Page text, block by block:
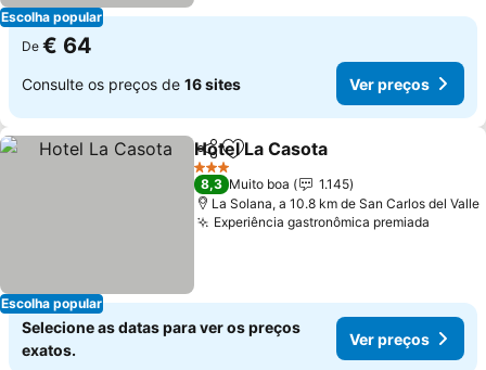
Escolha popular
De € 64
Consulte os preços de 16 sites Ver preços
Escolha popular
PartilharAdicionar aos favoritos
Hotel La Casota
3 Estrelas
8,3 Muito boa
1.145
La Solana, a 10.8 km de San Carlos del Valle
Experiência gastronômica premiada
Selecione as datas para ver os preços
exatos.
Ver preços